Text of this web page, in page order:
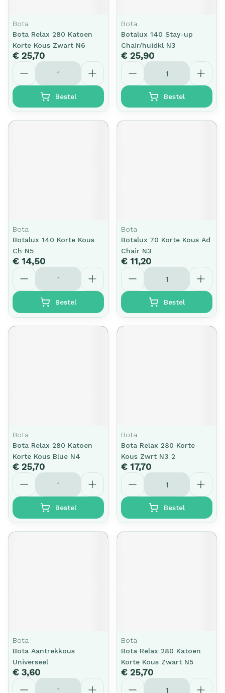
Bota
Bota Relax 280 Katoen
Korte Kous Zwart N6
€ 25,70
Aantal
Bestel
Bota
Botalux 140 Stay-up
Chair/huidkl N3
€ 25,90
Aantal
Bestel
Bota
Botalux 140 Korte Kous
Ch N5
€ 14,50
Aantal
Bestel
Bota
Botalux 70 Korte Kous Ad
Chair N3
€ 11,20
Aantal
Bestel
Bota
Bota Relax 280 Katoen
Korte Kous Blue N4
€ 25,70
Aantal
Bestel
Bota
Bota Relax 280 Korte
Kous Zwrt N3 2
€ 17,70
Aantal
Bestel
Bota
Bota Aantrekkous
Universeel
€ 3,60
Aantal
Bota
Bota Relax 280 Katoen
Korte Kous Zwart N5
€ 25,70
Aantal